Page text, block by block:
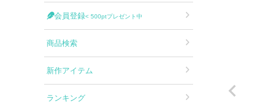
タイトロングドレス
Aラインロングドレス
バースデードレス
会員登録< 500ptプレゼント中
商品検索
新作アイテム
ランキング